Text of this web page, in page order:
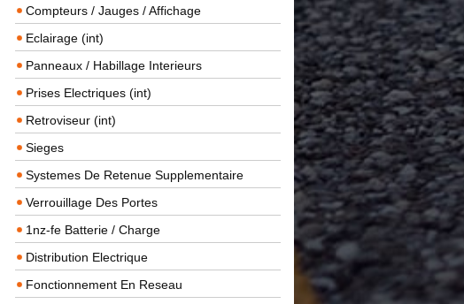
Compteurs / Jauges / Affichage
Eclairage (int)
Panneaux / Habillage Interieurs
Prises Electriques (int)
Retroviseur (int)
Sieges
Systemes De Retenue Supplementaire
Verrouillage Des Portes
1nz-fe Batterie / Charge
Distribution Electrique
Fonctionnement En Reseau